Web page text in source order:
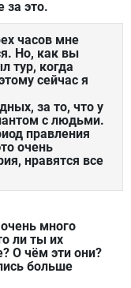
за это.
часов мне
Но, как вы
тур, когда
сейчас я
за то, что у
с людьми.
правления
очень
нравятся все
много
ли ты их
О чём эти они?
больше